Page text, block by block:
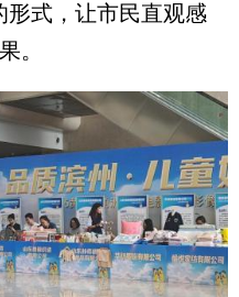
形式，让市民直观感
。